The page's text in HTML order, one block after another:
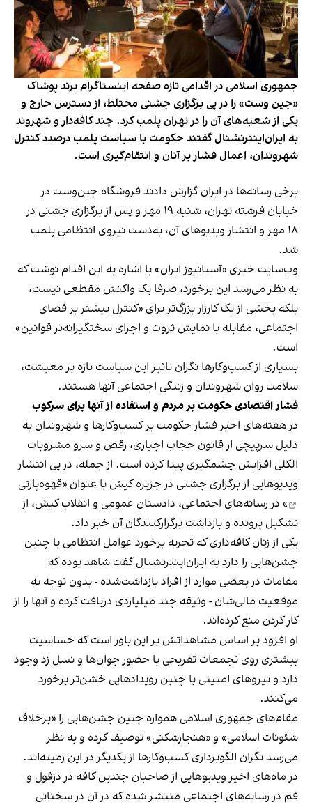
جمهوری اسلامی در اقدامی تازه صفحه اینستاگرام برند پوشاک
«جین وست» را در پی برگزاری جشنی مختلط، از دسترس خارج و
یکی از شعبه‌های آن را در تهران پلمب کرد. چند کافه‌‌دار و شهروند
به ایران‌اینترنشنال گفتند حکومت با سیاست پلمب درصدد کنترل
شهروندان، اعمال فشار بر آنان و انتقام‌گیری است.
برخی رسانه‌ها در ایران گزارش دادند فروشگاه جین‌وست در
خیابان فرشته تهران، شنبه ۱۹ مهر و پس از برگزاری جشنی در
۱۸ مهر و انتشار ویدیوهای آن، به‌دست نیروی انتظامی پلمب
شد.
وب‌سایت خبری «آسیانیوز ایران» با اشاره به این اقدام نوشت که
به نظر می‌رسد این برخورد، صرفا یک واکنش مقطعی نیست،
بلکه بخشی از یک کارزار بزرگ‌تر برای «کنترل بیشتر بر فضای
اجتماعی، مقابله با نمایش ثروت و اجرای سختگیرانه‌تر قوانین»
است.
بسیاری از کسب‌وکارها نگران تاثیر این سیاست‌ تازه بر معیشت،
سلامت روان شهروندان و زندگی اجتماعی آنها هستند.
فشار اقتصادی حکومت بر مردم و استفاده از آنها برای سرکوب
در هفته‌های اخیر فشار حکومت بر کسب‌وکارها و شهروندان به
دلیل سرپیچی از قانون حجاب اجباری، رقص و سرو مشروبات
الکلی افزایش چشمگیری پیدا کرده است. از جمله، در پی انتشار
ویدیوهایی از برگزاری جشنی در جزیره کیش با عنوان «قهوه‌پارتی
» در رسانه‌های اجتماعی، دادستان عمومی و انقلاب کیش، از
تشکیل پرونده و بازداشت برگزارکنندگان آن خبر داد.
یکی از زنان کافه‌داری که تجربه برخورد عوامل انتظامی با چنین
جشن‌هایی را دارد به ایران‌اینترنشنال گفت شاهد بوده که
مقامات در بعضی موارد از افراد بازداشت‌‌شده - بدون توجه به
موقعیت مالی‌شان - وثیقه چند میلیاردی دریافت کرده و آنها را از
کار کردن منع کرده‌اند.
او افزود بر اساس مشاهداتش بر این باور است که حساسیت
بیشتری روی تجمعات تفریحی با حضور جوان‌ها و نسل زد وجود
دارد و نیروهای امنیتی با چنین رویدادهایی خشن‌تر برخورد
می‌کنند.
مقام‌های جمهوری اسلامی همواره چنین جشن‌هایی را «برخلاف
شئونات اسلامی» و «هنجارشکنی» توصیف کرده و به نظر
می‌رسد نگران الگوبرداری کسب‌وکارها از یکدیگر در این زمینه‌اند.
در ماه‌های اخیر ویدیوهایی از صاحبان چندین کافه در دزفول و
قم در رسانه‌های اجتماعی منتشر شده که در آن در سخنانی